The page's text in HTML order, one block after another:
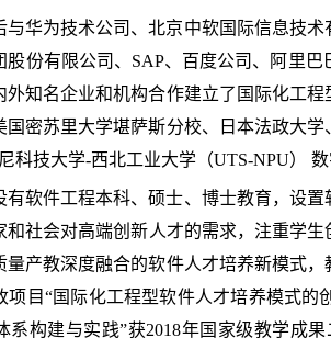
与华为技术公司、北京中软国际信息技
份有限公司、 SAP、百度公司、阿里
外知名企业和机构合作建立了国际化工
国密苏里大学堪萨斯分校、日本法政大
科技大学-西北工业大学（UTS-NPU）
有软件工程本科、硕士、博士教育，设
和社会对高端创新人才的需求，注重学
量产教深度融合的软件人才培养新模式，
项目“国际化工程型软件人才培养模式的
系构建与实践”获2018年国家级教学成果